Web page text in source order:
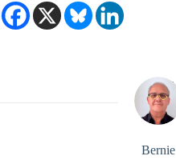
Bernie